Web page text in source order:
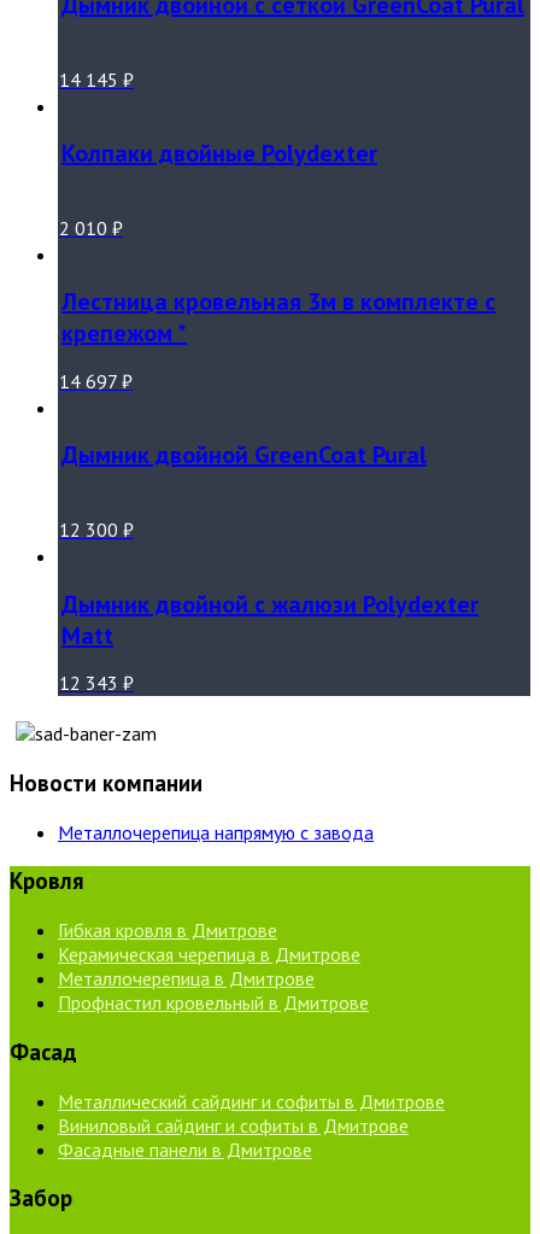
14 145 ₽
Колпаки двойные Polydexter
2 010 ₽
Лестница кровельная 3м в комплекте с
крепежом *
14 697 ₽
Дымник двойной GreenCoat Pural
12 300 ₽
Дымник двойной с жалюзи Polydexter
Matt
12 343 ₽
Новости компании
Металлочерепица напрямую с завода
Кровля
Гибкая кровля в Дмитрове
Керамическая черепица в Дмитрове
Металлочерепица в Дмитрове
Профнастил кровельный в Дмитрове
Фасад
Металлический сайдинг и софиты в Дмитрове
Виниловый сайдинг и софиты в Дмитрове
Фасадные панели в Дмитрове
Забор